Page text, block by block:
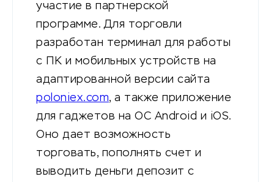
участие в партнерской
программе. Для торговли
разработан терминал для работы
с ПК и мобильных устройств на
адаптированной версии сайта
poloniex.com, а также приложение
для гаджетов на ОС Android и iOS.
Оно дает возможность
торговать, пополнять счет и
выводить деньги депозит с